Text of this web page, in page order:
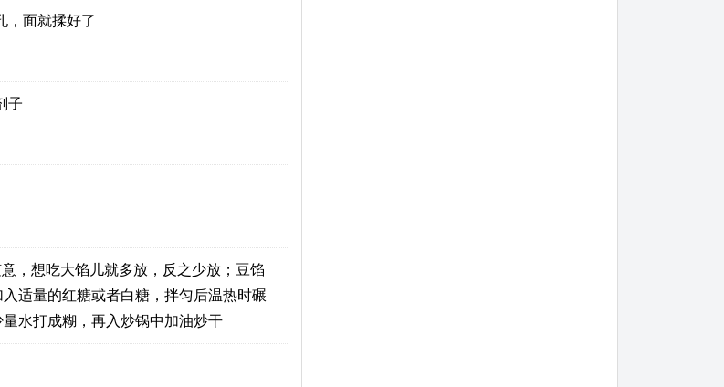
，面就揉好了
子
，想吃大馅儿就多放，反之少放；豆馅
适量的红糖或者白糖，拌匀后温热时碾
水打成糊，再入炒锅中加油炒干